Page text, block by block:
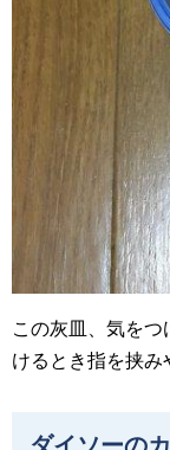
この灰皿、気を
けるとき指を挟み